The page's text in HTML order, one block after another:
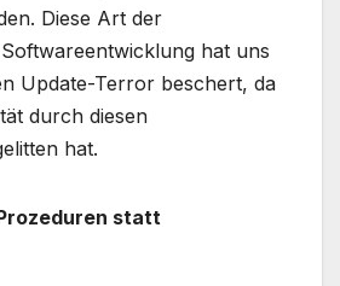
Diese Art der
hat uns
Update-Terror beschert, da
durch diesen
hat.
statt